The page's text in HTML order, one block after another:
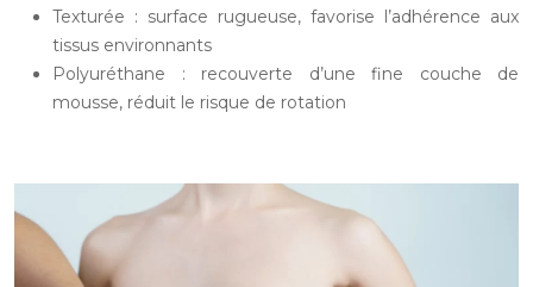
Texturée : surface rugueuse, favorise l’adhérence aux
tissus environnants
Polyuréthane : recouverte d’une fine couche de
mousse, réduit le risque de rotation